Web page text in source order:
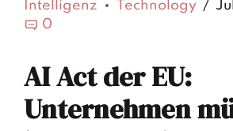
Intelligenz
Technology
0
AI Act der EU:
Unternehmen